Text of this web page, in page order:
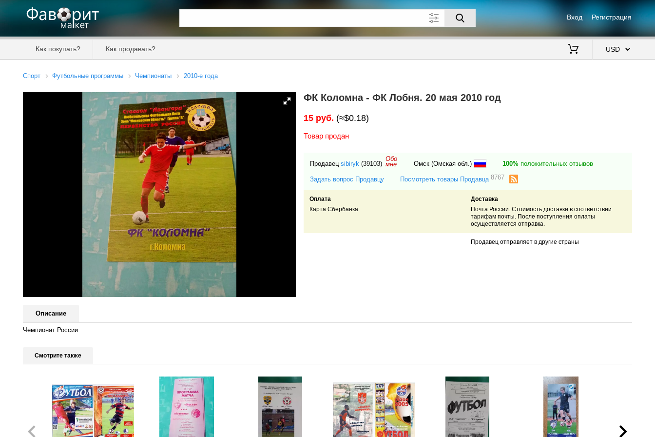
Вход Регистрация
Как покупать? Как продавать?
Спорт Футбольные программы Чемпионаты 2010-е года
ФК Коломна - ФК Лобня. 20 мая 2010 год
15 руб. (≈$0.18)
Товар продан
Продавец sibiryk (39103)
Обо
мне Омск (Омская обл.) 100%положительных отзывов
Задать вопрос Продавцу Посмотреть товары Продавца 8767
Оплата
Карта Сбербанка
Доставка
Почта России. Стоимость доставки в соответствии
тарифам почты. После поступления оплаты
осуществляется отправка.
Продавец отправляет в другие страны
Описание
Чемпионат России
Смотрите также